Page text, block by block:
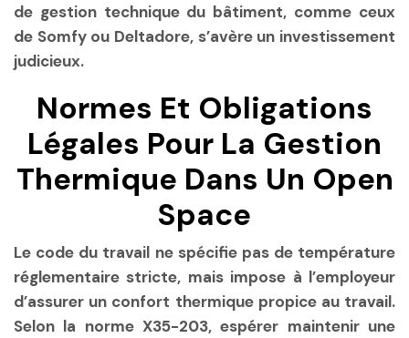
de gestion technique du bâtiment, comme ceux
de Somfy ou Deltadore, s’avère un investissement
judicieux.
Normes Et Obligations
Légales Pour La Gestion
Thermique Dans Un Open
Space
Le code du travail ne spécifie pas de température
réglementaire stricte, mais impose à l’employeur
d’assurer un confort thermique propice au travail.
Selon la norme X35-203, espérer maintenir une